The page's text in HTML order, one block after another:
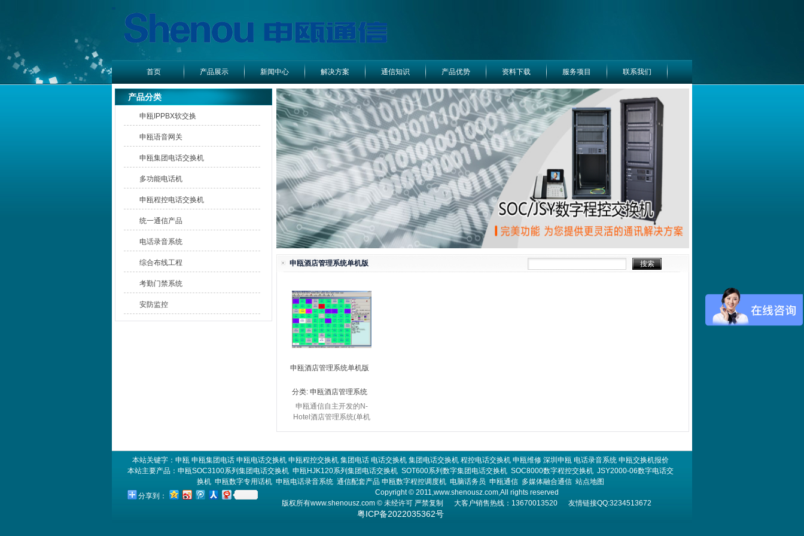
首页 产品展示 新闻中心 解决方案 通信知识 产品优势 资料下载 服务项目 联系我们
申瓯酒店管理系统单机版
申瓯酒店管理系统单机版
分类: 申瓯酒店管理系统
单机版
申瓯通信自主开发的N-
Hotel酒店管理系统(单机
著名酒店管理系统而开发
的新版酒店管理软件，在
预制...
产品分类
申瓯IPPBX软交换
申瓯语音网关
申瓯集团电话交换机
多功能电话机
申瓯程控电话交换机
统一通信产品
电话录音系统
综合布线工程
考勤门禁系统
安防监控
本站关键字： 申瓯 申瓯集团电话 申瓯电话交换机 申瓯程控交换机 集团电话 电话交换机 集团电话交换机 程控电话交换机 申瓯维修 深圳申瓯 电话录音系统 申瓯交换机报价
本站主要产品： 申瓯SOC3100系列集团电话交换机 申瓯HJK120系列集团电话交换机 SOT600系列数字集团电话交换机 SOC8000数字程控交换机 JSY2000-06数字电话交
换机 申瓯数字专用话机 申瓯电话录音系统 通信配套产品 申瓯数字程控调度机 电脑话务员 申瓯通信 多媒体融合通信 站点地图
分享到：
Copyright © 2011,www.shenousz.com,All rights reserved
版权所有www.shenousz.com © 未经许可 严禁复制 大客户销售热线：13670013520 友情链接QQ:3234513672
粤ICP备2022035362号